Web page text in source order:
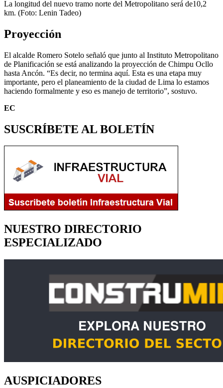
La longitud del nuevo tramo norte del Metropolitano será de10,2
km. (Foto: Lenin Tadeo)
Proyección
El alcalde Romero Sotelo señaló que junto al Instituto Metropolitano
de Planificación se está analizando la proyección de Chimpu Ocllo
hasta Ancón. “Es decir, no termina aquí. Esta es una etapa muy
importante, pero el planeamiento de la ciudad de Lima lo estamos
haciendo formalmente y eso es manejo de territorio”, sostuvo.
EC
SUSCRÍBETE AL BOLETÍN
NUESTRO DIRECTORIO
ESPECIALIZADO
AUSPICIADORES